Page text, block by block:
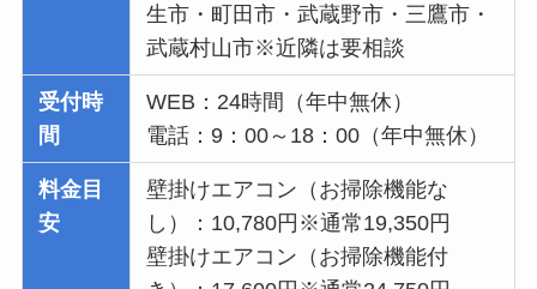
生市・町田市・武蔵野市・三鷹市・
武蔵村山市※近隣は要相談
受付時
間
WEB：24時間（年中無休）
電話：9：00～18：00（年中無休）
料金目
安
壁掛けエアコン（お掃除機能な
し）：10,780円※通常19,350円
壁掛けエアコン（お掃除機能付